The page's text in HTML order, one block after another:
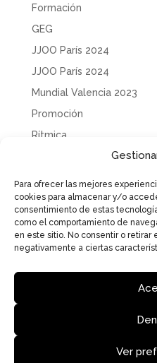
Para ofrecer las mejores
cookies para almacenar y/o
consentimiento de estas
como el comportamiento de
en este sitio. No consentir o
negativamente a ciertas
Ver
Formación
GEG
JJOO París 2024
JJOO París 2024
Mundial Valencia 2023
Promoción
Rítmica
Tecnificación
Uncategorized